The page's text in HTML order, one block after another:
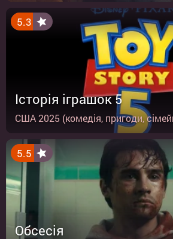
5.3
Історія іграшок 5
США 2025 (комедія, пригоди,
5.5
Обсесія